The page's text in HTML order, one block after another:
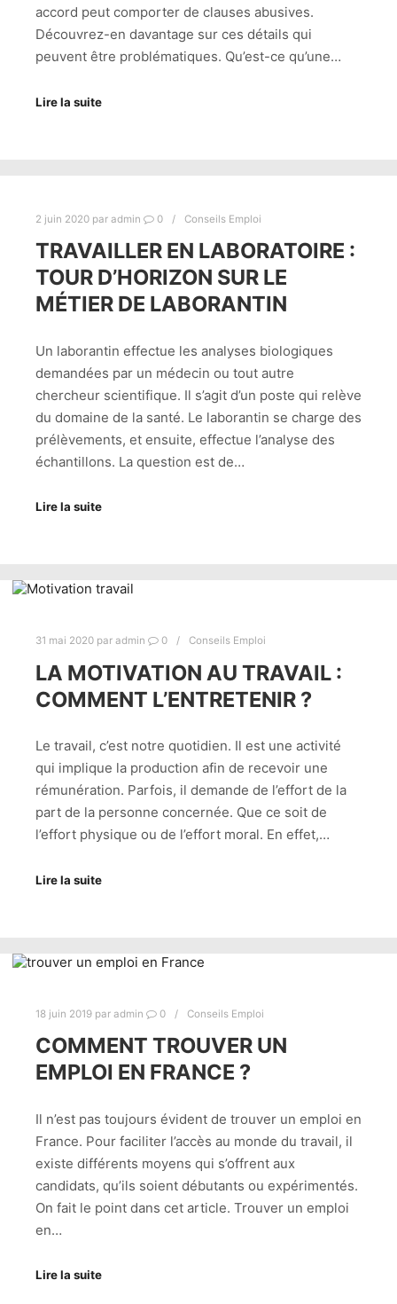
accord peut comporter de clauses abusives.
Découvrez-en davantage sur ces détails qui
peuvent être problématiques. Qu’est-ce qu’une…
Lire la suite
2 juin 2020 par admin 0 Conseils Emploi
TRAVAILLER EN LABORATOIRE :
TOUR D’HORIZON SUR LE
MÉTIER DE LABORANTIN
Un laborantin effectue les analyses biologiques
demandées par un médecin ou tout autre
chercheur scientifique. Il s’agit d’un poste qui relève
du domaine de la santé. Le laborantin se charge des
prélèvements, et ensuite, effectue l’analyse des
échantillons. La question est de…
Lire la suite
31 mai 2020 par admin 0 Conseils Emploi
LA MOTIVATION AU TRAVAIL :
COMMENT L’ENTRETENIR ?
Le travail, c’est notre quotidien. Il est une activité
qui implique la production afin de recevoir une
rémunération. Parfois, il demande de l’effort de la
part de la personne concernée. Que ce soit de
l’effort physique ou de l’effort moral. En effet,…
Lire la suite
18 juin 2019 par admin 0 Conseils Emploi
COMMENT TROUVER UN
EMPLOI EN FRANCE ?
Il n’est pas toujours évident de trouver un emploi en
France. Pour faciliter l’accès au monde du travail, il
existe différents moyens qui s’offrent aux
candidats, qu’ils soient débutants ou expérimentés.
On fait le point dans cet article. Trouver un emploi
en…
Lire la suite